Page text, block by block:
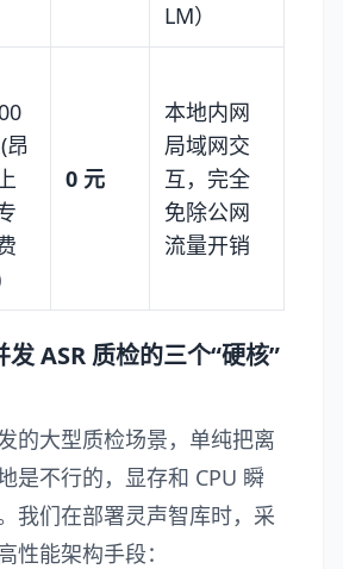
LM）
昂
0 元
本地内网
局域网交
互，完全
免除公网
流量开销
ASR 质检的三个“硬核”
的大型质检场景，单纯把离
是不行的，显存和 CPU 瞬
我们在部署灵声智库时，采
性能架构手段：